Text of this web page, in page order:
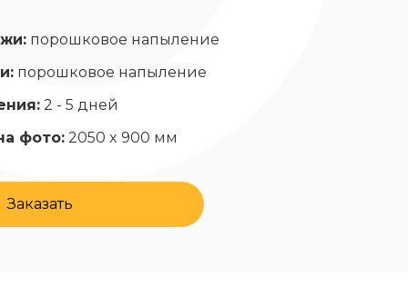
порошковое напыление
порошковое напыление
2 - 5 дней
фото: 2050 x 900 мм
Заказать